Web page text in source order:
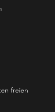
freien